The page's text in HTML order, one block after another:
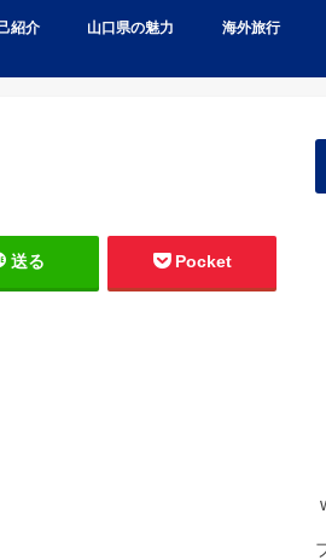
紹介 山口県の魅力 海外旅行
送る Pocket